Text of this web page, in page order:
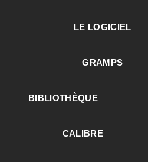
LE LOGICIEL
GRAMPS
BIBLIOTHÈQUE
CALIBRE